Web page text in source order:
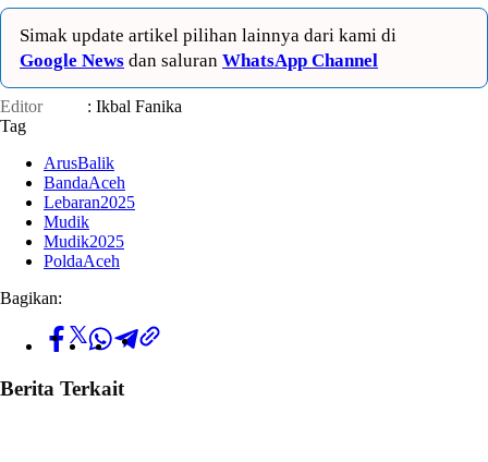
Simak update artikel pilihan lainnya dari kami di
Google News dan saluran WhatsApp Channel
Editor
: Ikbal Fanika
Tag
ArusBalik
BandaAceh
Lebaran2025
Mudik
Mudik2025
PoldaAceh
Bagikan:
Berita Terkait